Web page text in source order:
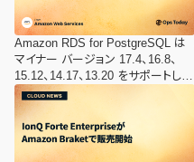
Amazon RDS for PostgreSQL は
マイナー バージョン 17.4、16.8、
15.12、14.17、13.20 をサポートしま
す